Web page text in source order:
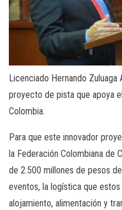
Licenciado Hernando
proyecto de pista que apoya
Colombia.
Para que este innovador
la Federación Colombiana de
de 2.500 millones de pesos
eventos, la logística que
alojamiento, alimentación y